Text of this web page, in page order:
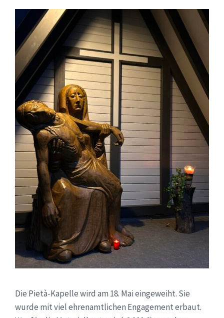
Die Pietà-Kapelle wird am 18. Mai eingeweiht. Sie
wurde mit viel ehrenamtlichen Engagement erbaut.